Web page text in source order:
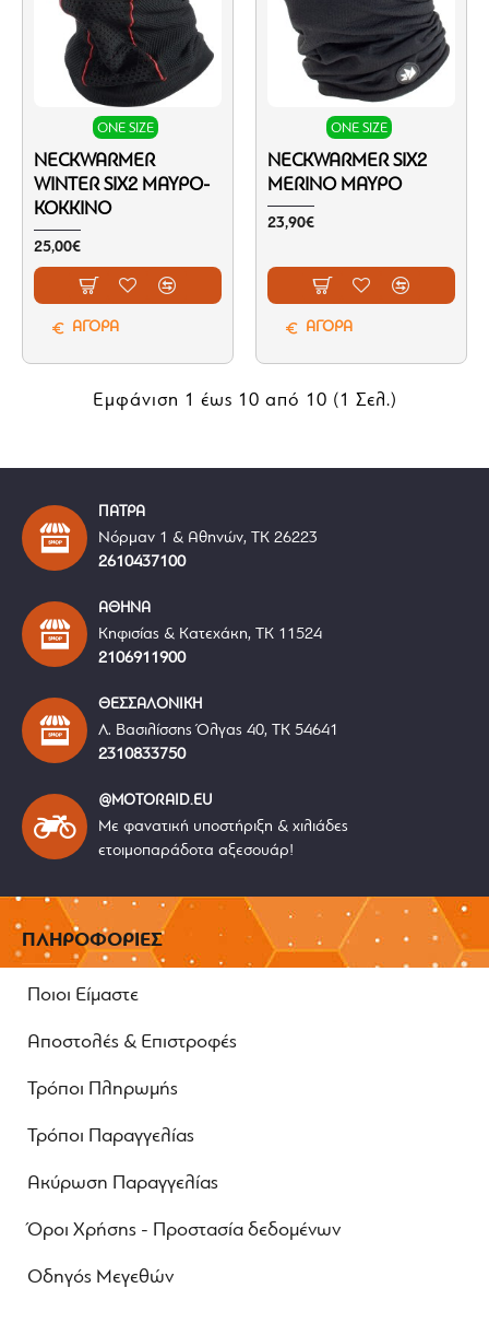
ONE SIZE
NECKWARMER
WINTER SIX2 ΜΑΎΡΟ-
ΚΌΚΚΙΝΟ
25,00€
ΑΓΟΡΑ
ONE SIZE
NECKWARMER SIX2
MERINO ΜΑΎΡΟ
23,90€
ΑΓΟΡΑ
Εμφάνιση 1 έως 10 από 10 (1 Σελ.)
ΠΑΤΡΑ
Νόρμαν 1 & Αθηνών, ΤΚ 26223
2610437100
ΑΘΗΝΑ
Κηφισίας & Κατεχάκη, ΤΚ 11524
2106911900
ΘΕΣΣΑΛΟΝΙΚΗ
Λ. Βασιλίσσης Όλγας 40, ΤΚ 54641
2310833750
@MOTORAID.EU
Με φανατική υποστήριξη & χιλιάδες
ετοιμοπαράδοτα αξεσουάρ!
ΠΛΗΡΟΦΟΡΙΕΣ
Ποιοι Είμαστε
Αποστολές & Επιστροφές
Τρόποι Πληρωμής
Τρόποι Παραγγελίας
Ακύρωση Παραγγελίας
Όροι Χρήσης - Προστασία δεδομένων
Οδηγός Μεγεθών